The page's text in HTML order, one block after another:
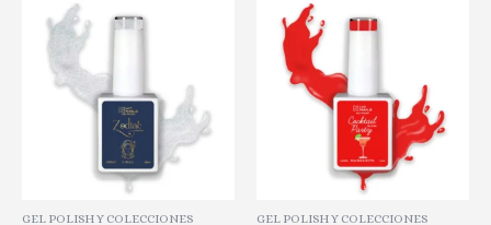
GEL POLISH Y COLECCIONES GEL POLISH Y COLECCIONES